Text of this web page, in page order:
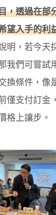
，透過在部
望入手的利
明，若今天
我們可嘗試
換條件，像
僅支付訂金
格上讓步。